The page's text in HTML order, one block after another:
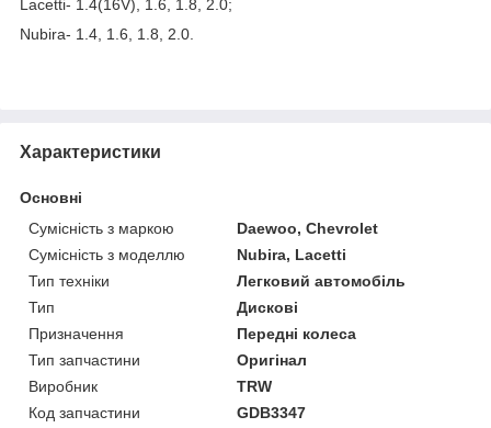
Lacetti- 1.4(16V), 1.6, 1.8, 2.0;
Nubira- 1.4, 1.6, 1.8, 2.0.
Характеристики
Основні
Сумісність з маркою
Daewoo, Chevrolet
Сумісність з моделлю
Nubira, Lacetti
Тип техніки
Легковий автомобіль
Тип
Дискові
Призначення
Передні колеса
Тип запчастини
Оригінал
Виробник
TRW
Код запчастини
GDB3347